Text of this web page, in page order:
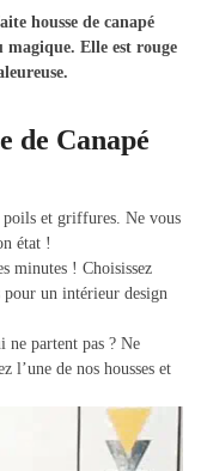
housse de canapé
Elle est rouge
de Canapé
poils et griffures. Ne vous
état !
minutes ! Choisissez
un intérieur design
ne partent pas ? Ne
l’une de nos housses et